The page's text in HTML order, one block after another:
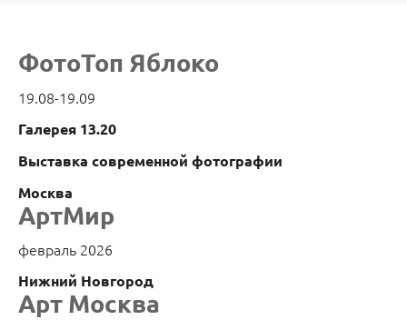
ФотоТоп Яблоко
19.08-19.09
Галерея 13.20
Выставка современной фотографии
Москва
АртМир
февраль 2026
Нижний Новгород
Арт Москва